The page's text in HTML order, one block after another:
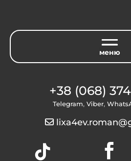
+38 (068)
Telegram, Viber,
 